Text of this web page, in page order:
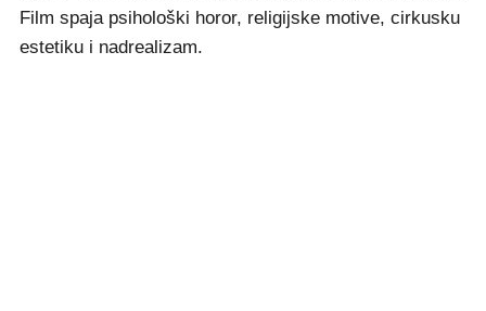
Film spaja psihološki horor, religijske motive, cirkusku
estetiku i nadrealizam.